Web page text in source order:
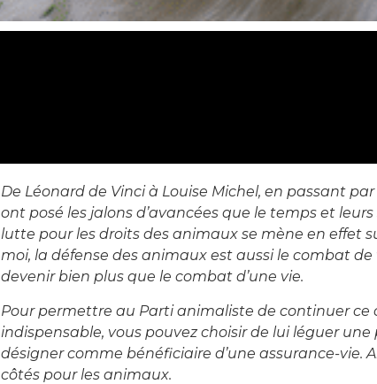
De Léonard de Vinci à Louise Michel, en passant
ont posé les jalons d’avancées que le temps et
lutte pour les droits des animaux se mène en effet
moi, la défense des animaux est aussi le combat de
devenir bien plus que le combat d’une vie.
Pour permettre au Parti animaliste de continuer
indispensable, vous pouvez choisir de lui léguer
désigner comme bénéficiaire d’une assurance-vie.
côtés pour les animaux.